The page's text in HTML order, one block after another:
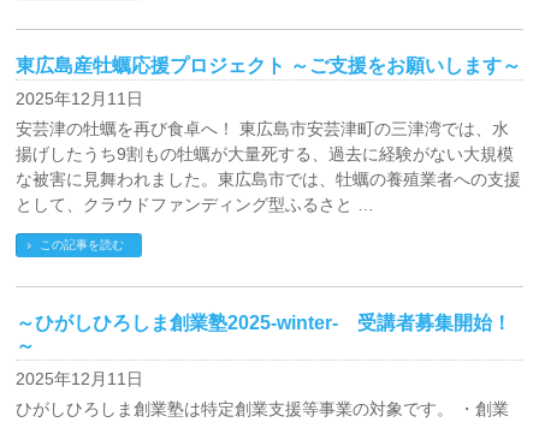
東広島産牡蠣応援プロジェクト ～ご支援をお願いします～
2025年12月11日
安芸津の牡蠣を再び食卓へ！ 東広島市安芸津町の三津湾では、水
揚げしたうち9割もの牡蠣が大量死する、過去に経験がない大規模
な被害に見舞われました。東広島市では、牡蠣の養殖業者への支援
として、クラウドファンディング型ふるさと …
この記事を読む
～ひがしひろしま創業塾2025-winter- 受講者募集開始！
～
2025年12月11日
ひがしひろしま創業塾は特定創業支援等事業の対象です。 ・創業